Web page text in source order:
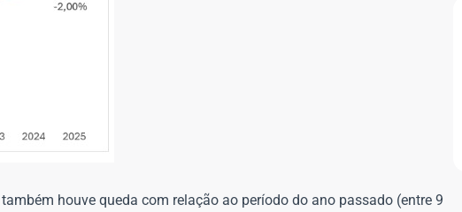
houve queda com relação ao período do ano passado (entre 9